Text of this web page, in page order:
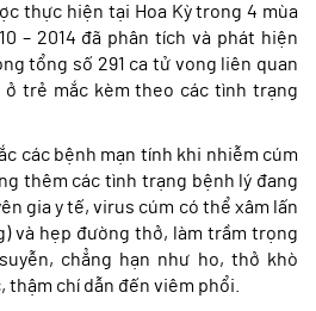
thực hiện tại Hoa Kỳ trong 4 mùa
– 2014 đã phân tích và phát hiện
tổng số 291 ca tử vong liên quan
ở trẻ mắc kèm theo các tình trạng
các bệnh mạn tính khi nhiễm cúm
thêm các tình trạng bệnh lý đang
gia y tế, virus cúm có thể xâm lấn
và hẹp đường thở, làm trầm trọng
chẳng hạn như ho, thở khò
thậm chí dẫn đến viêm phổi.